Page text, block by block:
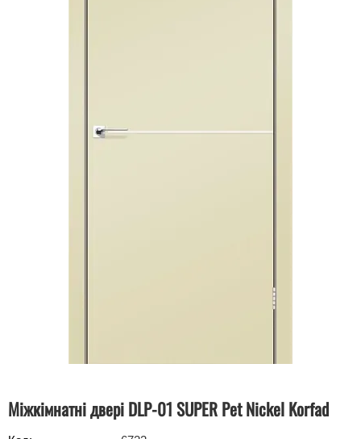
Міжкімнатні двері DLP-01 SUPER Pet Nickel Korfad